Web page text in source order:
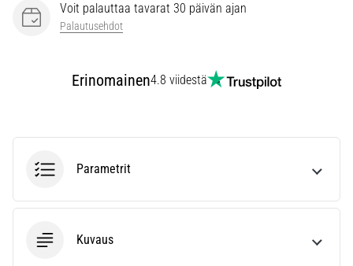
kaikki
artikkelit
Voit palauttaa tavarat 30 päivän ajan
Palautusehdot
Erinomainen4.8 viidestä
Parametrit
Kuvaus